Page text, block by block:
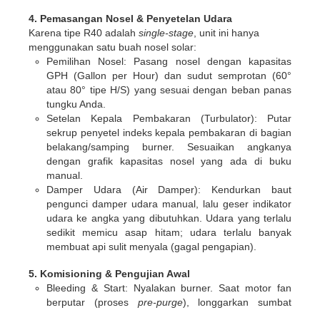
4. Pemasangan Nosel & Penyetelan Udara
Karena tipe R40 adalah single-stage, unit ini hanya
menggunakan satu buah nosel solar:
Pemilihan Nosel: Pasang nosel dengan kapasitas
GPH (Gallon per Hour) dan sudut semprotan (60°
atau 80° tipe H/S) yang sesuai dengan beban panas
tungku Anda.
Setelan Kepala Pembakaran (Turbulator): Putar
sekrup penyetel indeks kepala pembakaran di bagian
belakang/samping burner. Sesuaikan angkanya
dengan grafik kapasitas nosel yang ada di buku
manual.
Damper Udara (Air Damper): Kendurkan baut
pengunci damper udara manual, lalu geser indikator
udara ke angka yang dibutuhkan. Udara yang terlalu
sedikit memicu asap hitam; udara terlalu banyak
membuat api sulit menyala (gagal pengapian).
5. Komisioning & Pengujian Awal
Bleeding & Start: Nyalakan burner. Saat motor fan
berputar (proses pre-purge), longgarkan sumbat